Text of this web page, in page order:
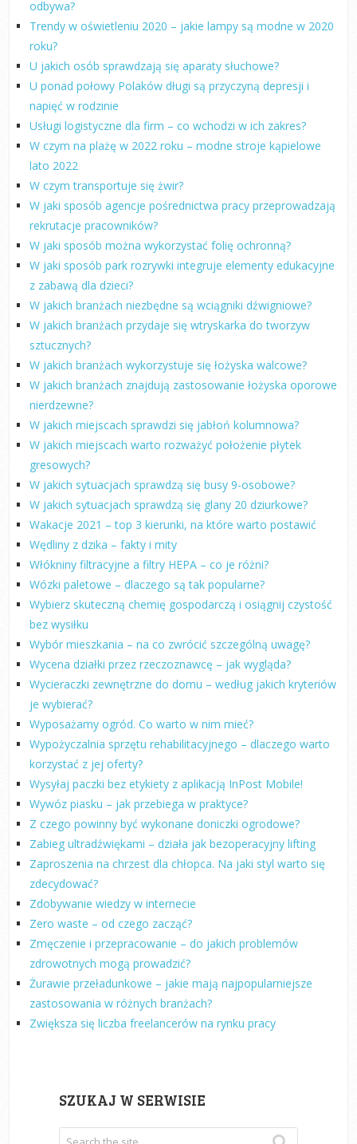
odbywa?
Trendy w oświetleniu 2020 – jakie lampy są modne w 2020
roku?
U jakich osób sprawdzają się aparaty słuchowe?
U ponad połowy Polaków długi są przyczyną depresji i
napięć w rodzinie
Usługi logistyczne dla firm – co wchodzi w ich zakres?
W czym na plażę w 2022 roku – modne stroje kąpielowe
lato 2022
W czym transportuje się żwir?
W jaki sposób agencje pośrednictwa pracy przeprowadzają
rekrutacje pracowników?
W jaki sposób można wykorzystać folię ochronną?
W jaki sposób park rozrywki integruje elementy edukacyjne
z zabawą dla dzieci?
W jakich branżach niezbędne są wciągniki dźwigniowe?
W jakich branżach przydaje się wtryskarka do tworzyw
sztucznych?
W jakich branżach wykorzystuje się łożyska walcowe?
W jakich branżach znajdują zastosowanie łożyska oporowe
nierdzewne?
W jakich miejscach sprawdzi się jabłoń kolumnowa?
W jakich miejscach warto rozważyć położenie płytek
gresowych?
W jakich sytuacjach sprawdzą się busy 9-osobowe?
W jakich sytuacjach sprawdzą się glany 20 dziurkowe?
Wakacje 2021 – top 3 kierunki, na które warto postawić
Wędliny z dzika – fakty i mity
Włókniny filtracyjne a filtry HEPA – co je różni?
Wózki paletowe – dlaczego są tak popularne?
Wybierz skuteczną chemię gospodarczą i osiągnij czystość
bez wysiłku
Wybór mieszkania – na co zwrócić szczególną uwagę?
Wycena działki przez rzeczoznawcę – jak wygląda?
Wycieraczki zewnętrzne do domu – według jakich kryteriów
je wybierać?
Wyposażamy ogród. Co warto w nim mieć?
Wypożyczalnia sprzętu rehabilitacyjnego – dlaczego warto
korzystać z jej oferty?
Wysyłaj paczki bez etykiety z aplikacją InPost Mobile!
Wywóz piasku – jak przebiega w praktyce?
Z czego powinny być wykonane doniczki ogrodowe?
Zabieg ultradźwiękami – działa jak bezoperacyjny lifting
Zaproszenia na chrzest dla chłopca. Na jaki styl warto się
zdecydować?
Zdobywanie wiedzy w internecie
Zero waste – od czego zacząć?
Zmęczenie i przepracowanie – do jakich problemów
zdrowotnych mogą prowadzić?
Żurawie przeładunkowe – jakie mają najpopularniejsze
zastosowania w różnych branżach?
Zwiększa się liczba freelancerów na rynku pracy
SZUKAJ W SERWISIE